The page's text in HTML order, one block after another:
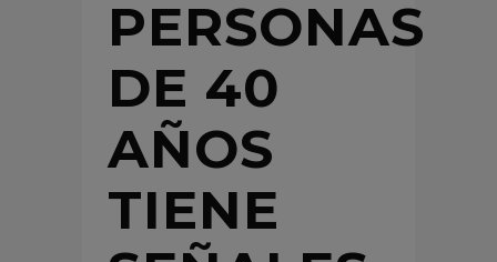
PERSONAS
DE 40
AÑOS
TIENE